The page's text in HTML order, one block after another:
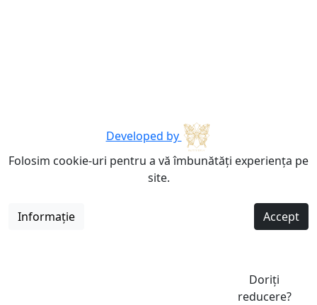
Developed by
Folosim cookie-uri pentru a vă îmbunătăți experiența pe
site.
Informație Accept
Doriți
reducere?